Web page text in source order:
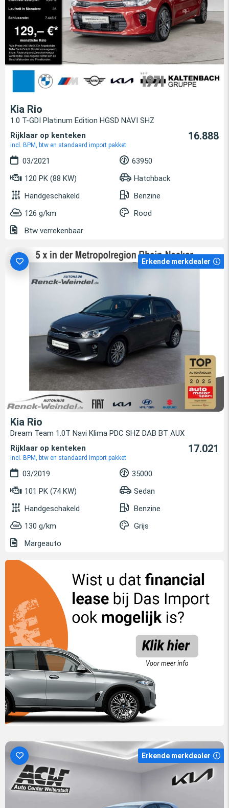
Kia Rio
1.0 T-GDI Platinum Edition HGSD NAVI SHZ
Rijklaar op kenteken
incl. BPM, btw en standaard import pakket
16.888
03/2021
63950
120 PK (88 KW)
Hatchback
Handgeschakeld
Benzine
126 g/km
Rood
Btw verrekenbaar
Erkende merkdealer
Kia Rio
Dream Team 1.0T Navi Klima PDC SHZ DAB BT AUX
Rijklaar op kenteken
incl. BPM, btw en standaard import pakket
17.021
03/2019
35000
101 PK (74 KW)
Sedan
Handgeschakeld
Benzine
130 g/km
Grijs
Margeauto
Erkende merkdealer